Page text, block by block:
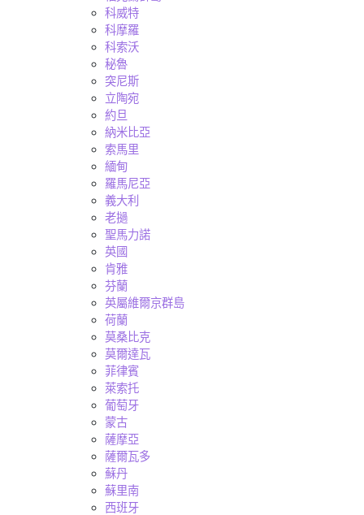
科威特
科摩羅
科索沃
秘魯
突尼斯
立陶宛
約旦
納米比亞
索馬里
緬甸
羅馬尼亞
義大利
老撾
聖馬力諾
英國
肯雅
芬蘭
英屬維爾京群島
荷蘭
莫桑比克
莫爾達瓦
菲律賓
萊索托
葡萄牙
蒙古
薩摩亞
薩爾瓦多
蘇丹
蘇里南
西班牙